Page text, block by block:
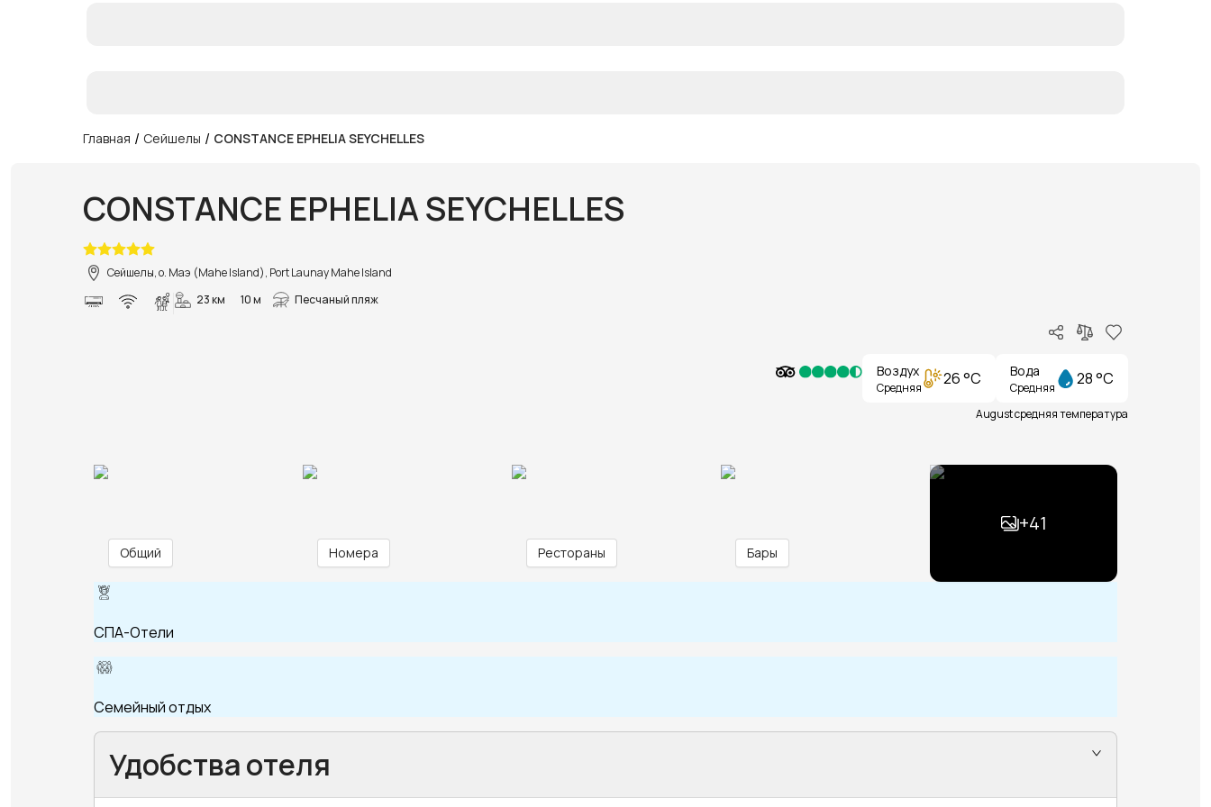
Главная / Сейшелы / CONSTANCE EPHELIA SEYCHELLES
CONSTANCE EPHELIA SEYCHELLES
Сейшелы, о. Маэ (Mahe Island), Port Launay Mahe Island
23 км
10 м Песчаный пляж
Воздух
Средняя 26 °C Вода
Средняя 28 °C
August средняя температура
Общий Номера Рестораны Бары
+41
СПА-Отели
Семейный отдых
Удобства отеля